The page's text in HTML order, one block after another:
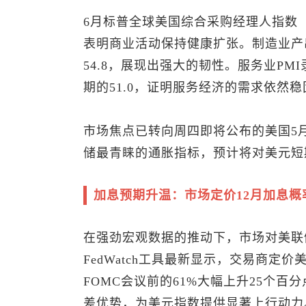
6月标普全球美国综合采购经理人指数
表明商业活动保持健康扩张。制造业
54.8，展现出强大的韧性。服务业
期的51.0，证明服务经济的需求依然稳
市场焦点已转向周四即将公布的美国
储最青睐的通胀指标，预计将对美元
加息预期升温：市场定价12月加息
在强劲宏观数据的推动下，市场对美
FedWatch工具最新显示，交易商定价
FOMC会议前的61%大幅上升25个百
差优势，为美元指数提供显著上行动